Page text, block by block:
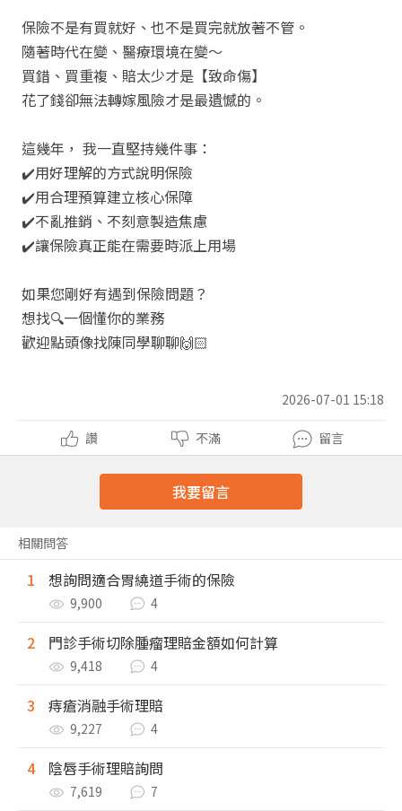
保險不是有買就好、也不是買完就放著不管。
隨著時代在變、醫療環境在變～
買錯、買重複、賠太少才是【致命傷】
花了錢卻無法轉嫁風險才是最遺憾的。
這幾年， 我一直堅持幾件事：
✔️用好理解的方式說明保險
✔️用合理預算建立核心保障
✔️不亂推銷、不刻意製造焦慮
✔️讓保險真正能在需要時派上用場
如果您剛好有遇到保險問題？
想找🔍一個懂你的業務
歡迎點頭像找陳同學聊聊🙌🏻
2026-07-01 15:18
讚 不滿 留言
我要留言
相關問答
1 想詢問適合胃繞道手術的保險
9,900 4
2 門診手術切除腫瘤理賠金額如何計算
9,418 4
3 痔瘡消融手術理賠
9,227 4
4 陰唇手術理賠詢問
7,619 7